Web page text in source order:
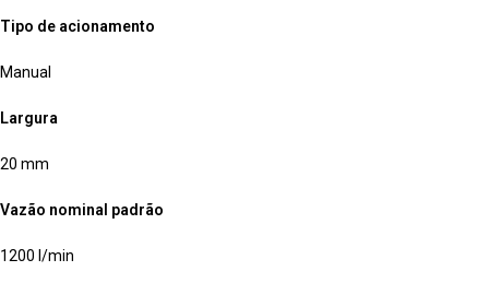
Tipo de acionamento
Manual
Largura
20 mm
Vazão nominal padrão
1200 l/min